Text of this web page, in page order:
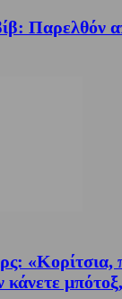
Παρελθόν
«Κορίτσια,
κάνετε